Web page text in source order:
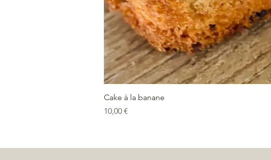
Cake à la banane
Prix
10,00 €